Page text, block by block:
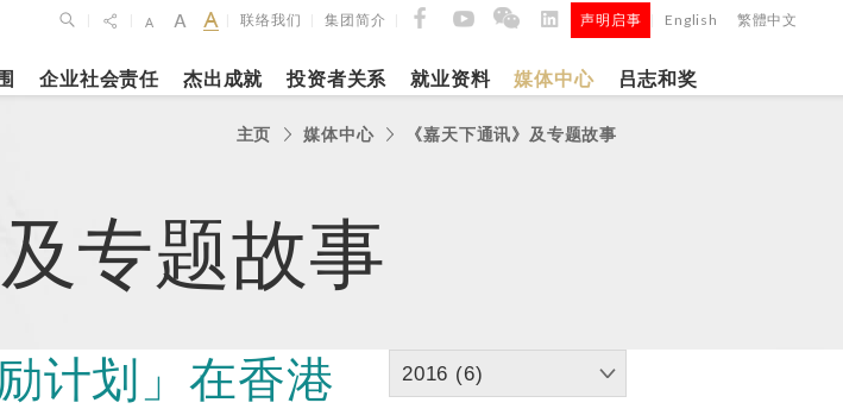
联络我们 集团简介 声明启事 English 繁體中文
企业社会责任
新闻焦点
上海交通大学「吕
志和科学园」正式
更多内容
杰出成就 投资者关系 就业资料 媒体中心
银娱公布2025年第四季度
及全年业绩
吕志和奖
主页 媒体中心 《嘉天下通讯》及专题故事
专题故事
计划」在香港
2016 (6)